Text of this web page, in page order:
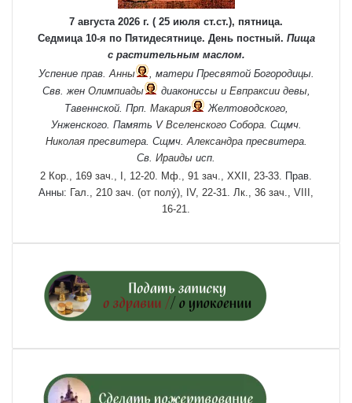
7 августа 2026 г. ( 25 июля ст.ст.), пятница.
Седмица 10-я по Пятидесятнице. День постный. Пища
с растительным маслом.
Успение прав.Анны
, матери Пресвятой Богородицы.
Свв. жен Олимпиады диакониссы и Евпраксиидевы,
Тавеннской. Прп. Макария
Желтоводского,
Унженского. Память V Вселенского Собора. Сщмч.
Николаяпресвитера. Сщмч.Александрапресвитера.
Св. Ираиды исп.
2 Кор., 169 зач., I, 12-20. Мф., 91 зач., XXII, 23-33. Прав.
Анны: Гал., 210 зач. (от полу́), IV, 22-31. Лк., 36 зач., VIII,
16-21.